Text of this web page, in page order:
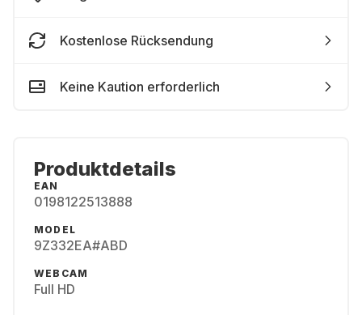
Kostenlose Rücksendung
Keine Kaution erforderlich
Produktdetails
EAN
0198122513888
MODEL
9Z332EA#ABD
WEBCAM
Full HD